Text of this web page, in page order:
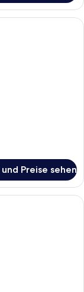
mit großem
Preise sehen
mit einem großen